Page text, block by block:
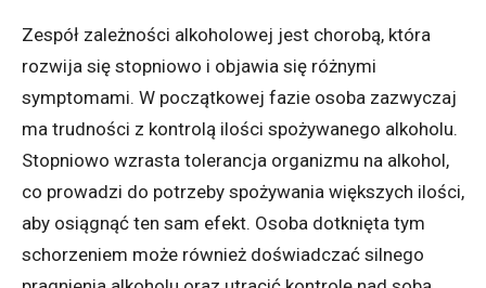
Zespół zależności alkoholowej jest chorobą, która
rozwija się stopniowo i objawia się różnymi
symptomami. W początkowej fazie osoba zazwyczaj
ma trudności z kontrolą ilości spożywanego alkoholu.
Stopniowo wzrasta tolerancja organizmu na alkohol,
co prowadzi do potrzeby spożywania większych ilości,
aby osiągnąć ten sam efekt. Osoba dotknięta tym
schorzeniem może również doświadczać silnego